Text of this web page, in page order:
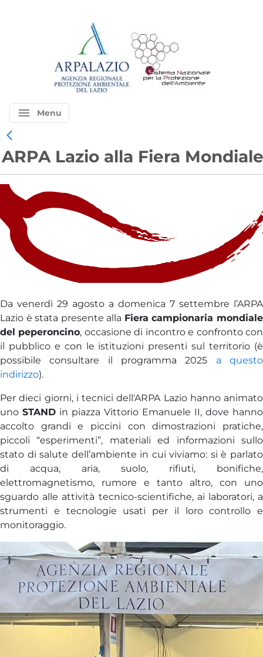
menu Menu
ARPA Lazio alla Fiera
Da venerdì 29 agosto a domenica 7 settembre l’ARPA
Lazio è stata presente alla Fiera campionaria mondiale
del peperoncino, occasione di incontro e confronto con
il pubblico e con le istituzioni presenti sul territorio (è
possibile consultare il programma 2025 a questo
indirizzo).
Per dieci giorni, i tecnici dell'ARPA Lazio hanno animato
uno STAND in piazza Vittorio Emanuele II, dove hanno
accolto grandi e piccini con dimostrazioni pratiche,
piccoli “esperimenti”, materiali ed informazioni sullo
stato di salute dell’ambiente in cui viviamo: si è parlato
di acqua, aria, suolo, rifiuti, bonifiche,
elettromagnetismo, rumore e tanto altro, con uno
sguardo alle attività tecnico-scientifiche, ai laboratori, a
strumenti e tecnologie usati per il loro controllo e
monitoraggio.